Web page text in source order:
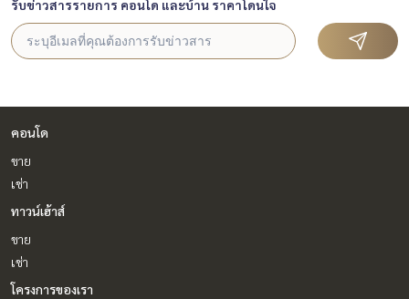
รับข่าวสารรายการ คอนโด และบ้าน ราคาโดนใจ
คอนโด
ขาย
เช่า
ทาวน์เฮ้าส์
ขาย
เช่า
โครงการของเรา